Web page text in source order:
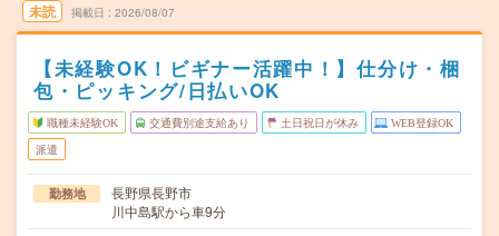
未読 掲載日 2026/08/07
【未経験OK！ビギナー活躍中！】仕分け・梱
包・ピッキング/日払いOK
職種未経験OK 交通費別途支給あり 土日祝日が休み WEB登録OK
派遣
勤務地
長野県長野市
川中島駅から車9分